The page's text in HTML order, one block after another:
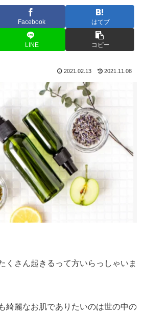
Facebook はてブ
LINE コピー
2021.02.13 2021.11.08
くさん起きるって方いらっしゃいま
綺麗なお肌でありたいのは世の中の